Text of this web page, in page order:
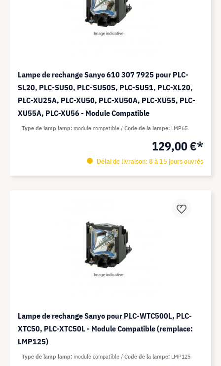
Lampe de rechange Sanyo 610 307 7925 pour PLC-
SL20, PLC-SU50, PLC-SU50S, PLC-SU51, PLC-XL20,
PLC-XU25A, PLC-XU50, PLC-XU50A, PLC-XU55, PLC-
XU55A, PLC-XU56 - Module Compatible
129,00 €*
Délai de livraison: 8 à 15 jours ouvrés
Type de lamp lamp module compatible Code de la lampe LMP65
Lampe de rechange Sanyo pour PLC-WTC500L, PLC-
XTC50, PLC-XTC50L - Module Compatible (remplace:
LMP125)
Type de lamp lamp module compatible Code de la lampe LMP125